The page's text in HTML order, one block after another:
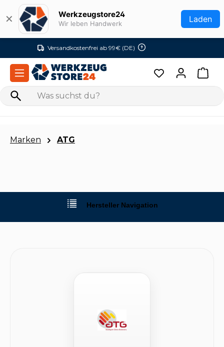
Zum Hauptinhalt springen
✕ Werkzeugstore24
Wir leben Handwerk Laden
Versandkostenfrei ab 99€ (DE)
Marken ATG
Hersteller Navigation